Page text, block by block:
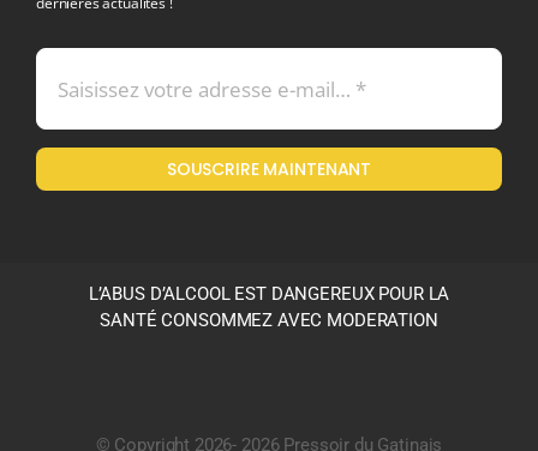
Mentions légales
Politique en matière de remboursements et de retours
SOUSCRIRE MAINTENANT
L’ABUS D’ALCOOL EST DANGEREUX POUR LA
SANTÉ CONSOMMEZ AVEC MODERATION
© Copyright 2026- 2026 Pressoir du Gatinais